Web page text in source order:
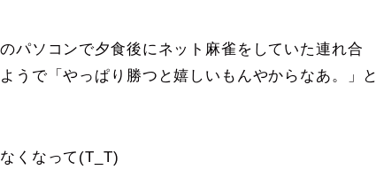
パソコンで夕食後にネット麻雀をしていた連れ合
うで「やっぱり勝つと嬉しいもんやからなあ。」と
くなって(T_T)